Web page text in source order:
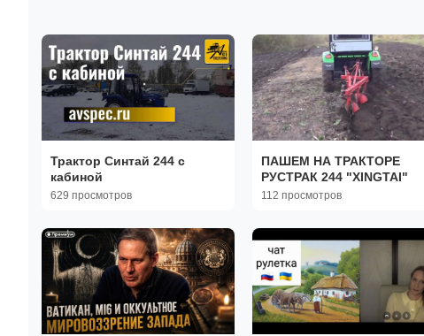
Трактор Синтай 244 с
кабиной
629 просмотров
ПАШЕМ НА ТРАКТОРЕ
РУСТРАК 244 "XINGTAI"
112 просмотров